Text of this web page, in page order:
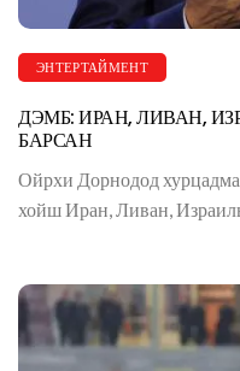
ЭНТЕРТАЙМЕНТ
ДЭМБ: ИРАН, ЛИВАН,
БАРСАН
Ойрхи Дорнодод
хойш Иран, Ливан,